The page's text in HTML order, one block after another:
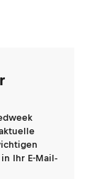
Ihr E-Mail-